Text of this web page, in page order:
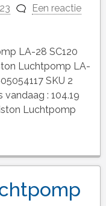
Een reactie
LA-28 SC120
Luchtpomp LA-
SKU 2
vandaag : 104.19
Luchtpomp